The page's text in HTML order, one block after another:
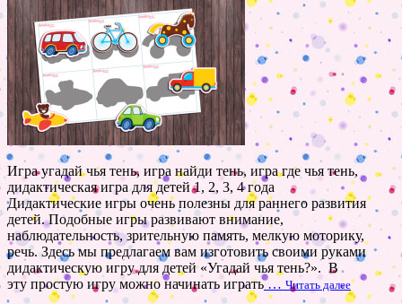
Игра угадай чья тень, игра найди тень, игра где чья тень,
дидактическая игра для детей 1, 2, 3, 4 года
Дидактические игры очень полезны для раннего развития
детей. Подобные игры развивают внимание,
наблюдательность, зрительную память, мелкую моторику,
речь. Здесь мы предлагаем вам изготовить своими руками
дидактическую игру для детей «Угадай чья тень?». В
эту простую игру можно начинать играть… Читать далее